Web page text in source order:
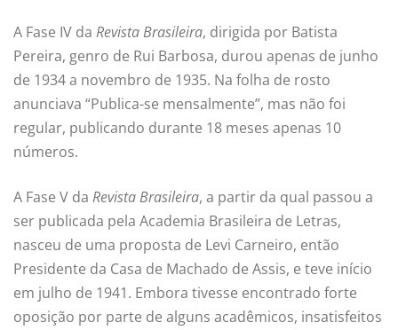
A Fase IV da Revista Brasileira, dirigida por Batista
Pereira, genro de Rui Barbosa, durou apenas de junho
de 1934 a novembro de 1935. Na folha de rosto
anunciava “Publica-se mensalmente”, mas não foi
regular, publicando durante 18 meses apenas 10
números.
A Fase V da Revista Brasileira, a partir da qual passou a
ser publicada pela Academia Brasileira de Letras,
nasceu de uma proposta de Levi Carneiro, então
Presidente da Casa de Machado de Assis, e teve início
em julho de 1941. Embora tivesse encontrado forte
oposição por parte de alguns acadêmicos, insatisfeitos